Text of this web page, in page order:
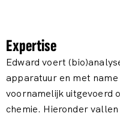
Expertise
Edward voert
apparatuur en met
voornamelijk uitgevoerd
chemie. Hieronder